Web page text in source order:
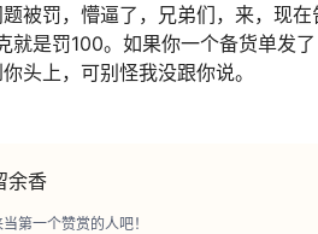
被罚，懵逼了，兄弟们，来，现
就是罚100。如果你一个备货单发
头上，可别怪我没跟你说。
余香
第一个赞赏的人吧！